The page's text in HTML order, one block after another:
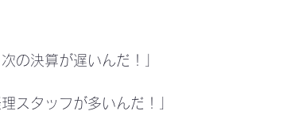
の決算が遅いんだ！」
スタッフが多いんだ！」